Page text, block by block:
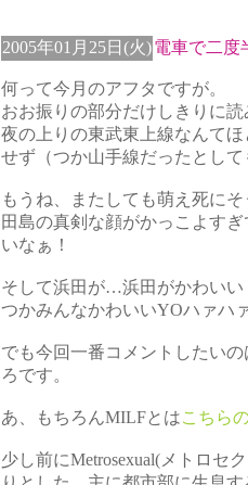
2005年01月25日(火)電車で二度
何って今月のアフタですが。
おお振りの部分だけしきりに
夜の上りの東武東上線なんて
せず（つか山手線だったとし
もうね、またしても萌え死に
田島の真剣な顔がかっこよす
いなぁ！
そして浜田が…浜田がかわい
つかみんなかわいいYOハァハ
でも今回一番コメントしたい
ろです。
あ、もちろんMILFとはこちら
少し前にMetrosexual(メトロセ